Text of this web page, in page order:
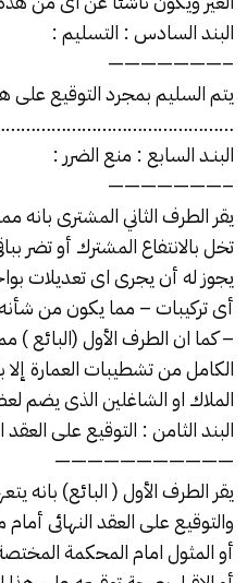
البند السادس : التسليم :
———————–
يتم السليم بمجرد التوقيع على
البنـد السابع : منع الضرر :
———————–
يقر الطرف الثاني المشترى
تخل بالانتفاع المشترك أو تضر
يجوز له أن يجرى اى تعديلات
أى تركيبات – مما يكون من
– كما ان الطرف الأول (البائع )
الكامل من تشطيبات العمارة
الملاك او الشاغلين الذى يضم
البند الثامن : التوقيع على العقد
———————————
يقر الطرف الأول ( البائع) بانه
والتوقيع على العقد النهائى
أو المثول امام المحكمة